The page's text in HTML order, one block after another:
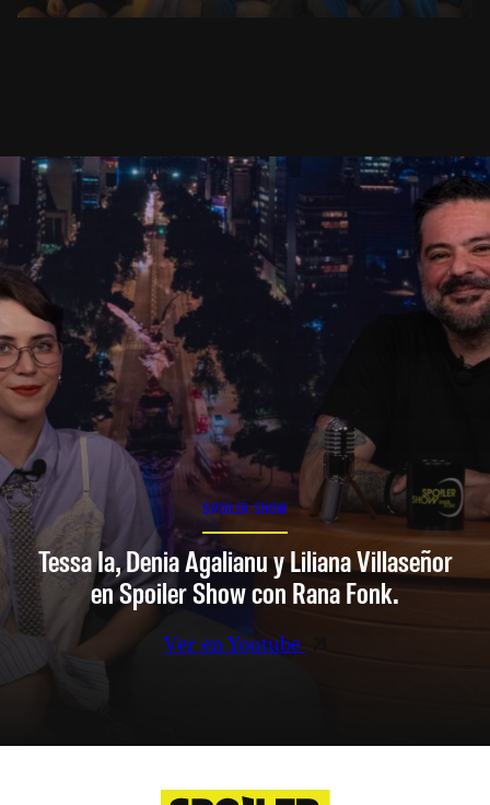
SPOILER SHOW
Tessa Ia, Denia Agalianu y Liliana Villaseñor
en Spoiler Show con Rana Fonk.
Ver en Youtube